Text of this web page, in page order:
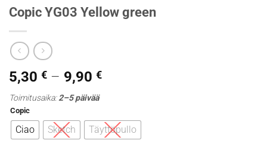
Copic YG03 Yellow green
5,30 € – 9,90 €Hintaluokka:
9,90 €
Toimitusaika:2–5 päivää
Copic
Ciao Sketch Täyttöpullo